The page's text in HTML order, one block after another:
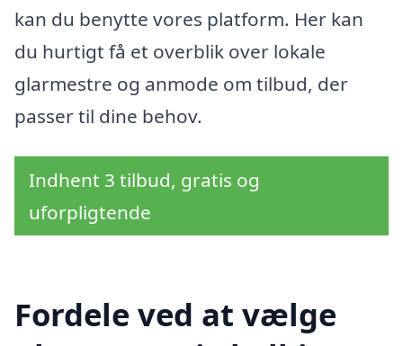
kan du benytte vores platform. Her kan
du hurtigt få et overblik over lokale
glarmestre og anmode om tilbud, der
passer til dine behov.
Indhent 3 tilbud, gratis og
uforpligtende
Fordele ved at vælge